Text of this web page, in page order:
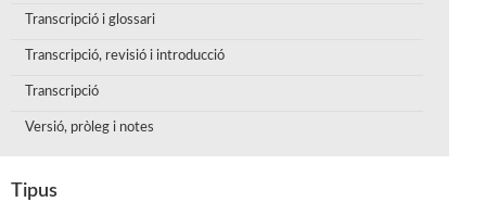
Transcripció i glossari
Transcripció, revisió i introducció
Transcripció
Versió, pròleg i notes
Tipus